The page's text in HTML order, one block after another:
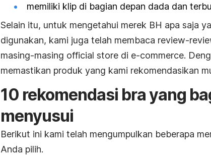
memiliki klip di bagian depan dada dan
Selain itu, untuk mengetahui merek BH apa saja
digunakan, kami juga telah membaca review-
masing-masing official store di e-commerce.
memastikan produk yang kami rekomendasikan
10 rekomendasi bra yang
menyusui
Berikut ini kami telah mengumpulkan beberapa
Anda pilih.